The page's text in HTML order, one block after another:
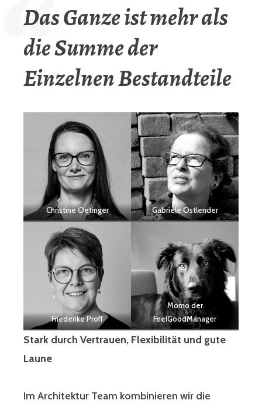
Das Ganze ist mehr als
die Summe der
Einzelnen Bestandteile
Christine Oetinger Gabriele Ostlender
Friederike Proff
Momo der
FeelGoodManager
Stark durch Vertrauen, Flexibilität und gute
Laune
Im Architektur Team kombinieren wir die